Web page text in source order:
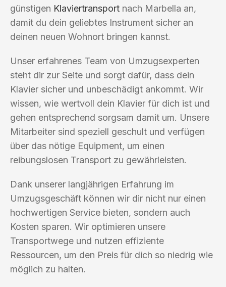
günstigen Klaviertransport nach Marbella an,
damit du dein geliebtes Instrument sicher an
deinen neuen Wohnort bringen kannst.
Unser erfahrenes Team von Umzugsexperten
steht dir zur Seite und sorgt dafür, dass dein
Klavier sicher und unbeschädigt ankommt. Wir
wissen, wie wertvoll dein Klavier für dich ist und
gehen entsprechend sorgsam damit um. Unsere
Mitarbeiter sind speziell geschult und verfügen
über das nötige Equipment, um einen
reibungslosen Transport zu gewährleisten.
Dank unserer langjährigen Erfahrung im
Umzugsgeschäft können wir dir nicht nur einen
hochwertigen Service bieten, sondern auch
Kosten sparen. Wir optimieren unsere
Transportwege und nutzen effiziente
Ressourcen, um den Preis für dich so niedrig wie
möglich zu halten.